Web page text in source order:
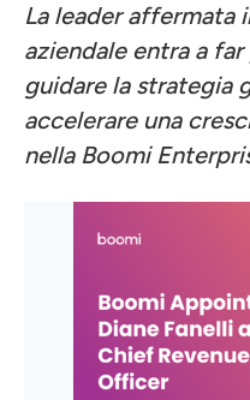
La leader affermata
aziendale entra a
guidare la strategia
accelerare una
nella Boomi